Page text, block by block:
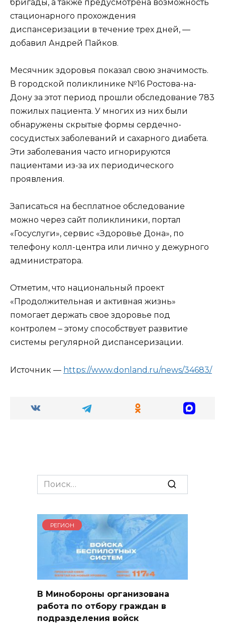
бригады, а также предусмотрена возможность
стационарного прохождения
диспансеризации в течение трех дней, —
добавил Андрей Пайков.
Месячник здоровья показал свою значимость.
В городской поликлинике №16 Ростова-на-
Дону за этот период прошли обследование 783
пожилых пациента. У многих из них были
обнаружены скрытые формы сердечно-
сосудистых заболеваний и сахарного диабета.
Эти заболевания часто игнорируются
пациентами из-за их периодического
проявления.
Записаться на бесплатное обследование
можно через сайт поликлиники, портал
«Госуслуги», сервис «Здоровье Дона», по
телефону колл-центра или лично у дежурного
администратора.
Отметим, что национальный проект
«Продолжительная и активная жизнь»
помогает держать свое здоровье под
контролем – этому способствует развитие
системы регулярной диспансеризации.
Источник — https://www.donland.ru/news/34683/
Search
for:
РЕГИОН
В Минобороны организована
работа по отбору граждан в
подразделения войск